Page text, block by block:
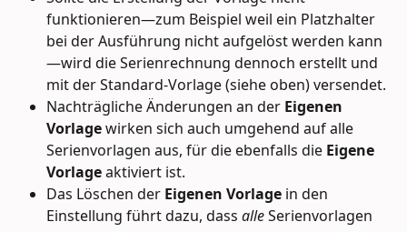
funktionieren—zum Beispiel weil ein Platzhalter
bei der Ausführung nicht aufgelöst werden kann
—wird die Serienrechnung dennoch erstellt und
mit der Standard-Vorlage (siehe oben) versendet.
Nachträgliche Änderungen an der Eigenen
Vorlage wirken sich auch umgehend auf alle
Serienvorlagen aus, für die ebenfalls die Eigene
Vorlage aktiviert ist.
Das Löschen der Eigenen Vorlage in den
Einstellung führt dazu, dass alle Serienvorlagen